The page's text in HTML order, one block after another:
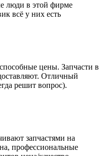
люди в этой фирме
всё у них есть
цены. Запчасти в
Отличный
решит вопрос).
запчастями на
профессиональные